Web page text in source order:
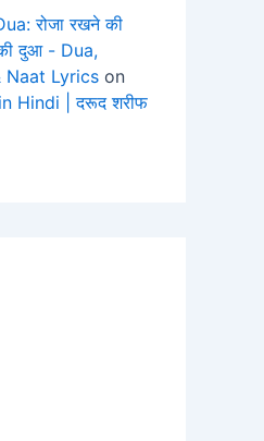
रोजा रखने की
दुआ - Dua,
Naat Lyrics on
Hindi | दरूद शरीफ